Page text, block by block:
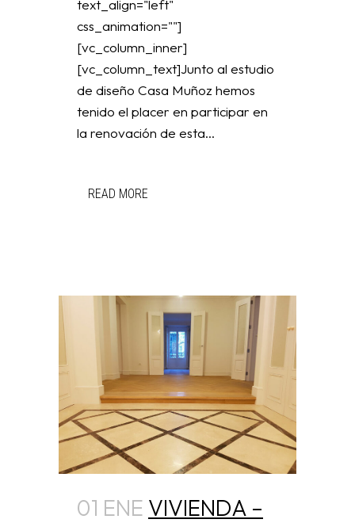
text_align="left"
css_animation=""]
[vc_column_inner]
[vc_column_text]Junto al estudio
de diseño Casa Muñoz hemos
tenido el placer en participar en
la renovación de esta...
READ MORE
01 ENE VIVIENDA –